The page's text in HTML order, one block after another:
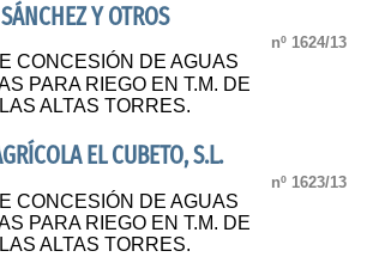
Y OTROS
nº 1624/13
CONCESIÓN DE AGUAS
PARA RIEGO EN T.M. DE
ALTAS TORRES.
EL CUBETO, S.L.
nº 1623/13
CONCESIÓN DE AGUAS
PARA RIEGO EN T.M. DE
ALTAS TORRES.